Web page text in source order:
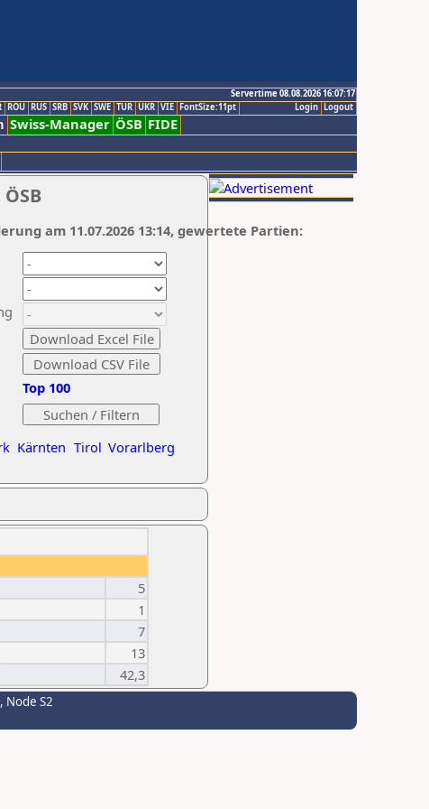
Servertime 08.08.2026 16:07:17
Logout
Login
ROU RUS SRB SVK SWE TUR UKR VIE FontSize:11pt
Swiss-Manager ÖSB FIDE
Kärnten Tirol Vorarlberg
Top 100
am 11.07.2026 13:14, gewertete Partien:
5
1
7
13
42,3
Node S2